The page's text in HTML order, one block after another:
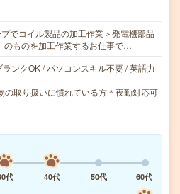
でコイル製品の加工作業＞発電機部品
のものを加工作業するお仕事で…
ンクOK / パソコンスキル不要 / 英語力
の取り扱いに慣れている方＊夜勤対応可
代 40代 50代
60代